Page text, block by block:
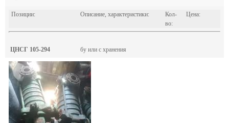
Позиции: Описание, характеристики:
Кол-
во:
Цена:
ЦНСГ 105-294 бу или с хранения